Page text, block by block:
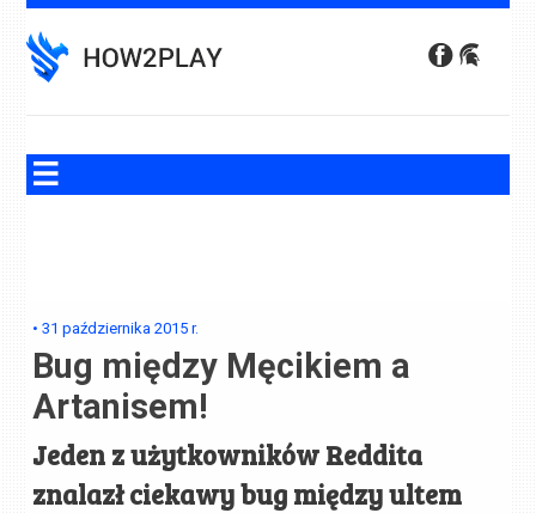
to
content
•31 października 2015 r.
Bug między Męcikiem a
Artanisem!
Jeden z użytkowników Reddita
znalazł ciekawy bug między ultem